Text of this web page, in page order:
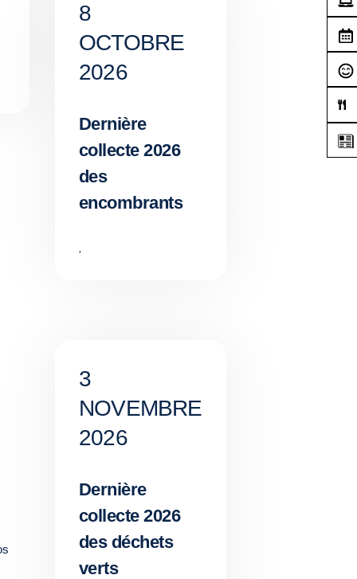
8
OCTOBRE
2026
Dernière
collecte 2026
des
encombrants
,
3
NOVEMBRE
2026
Dernière
collecte 2026
des déchets
verts